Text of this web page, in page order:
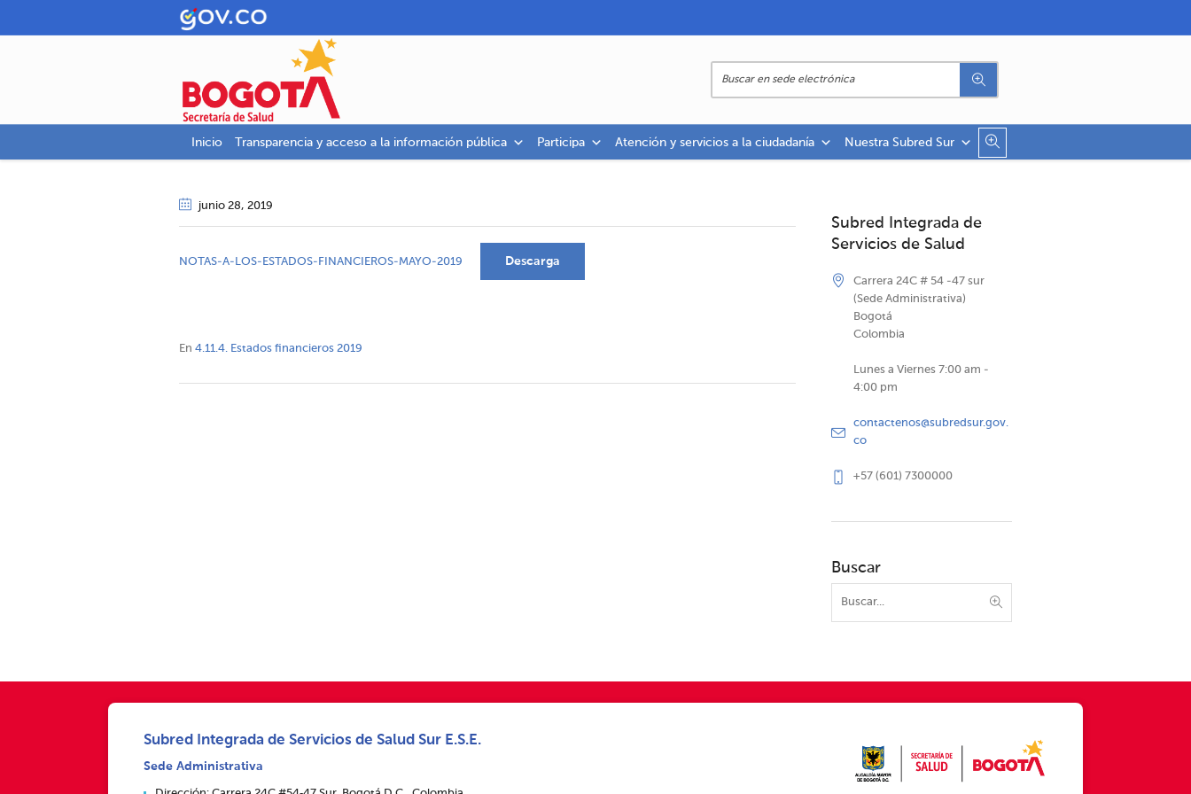
Inicio Transparencia y acceso a la información pública Participa Atención y servicios a la ciudadanía Nuestra Subred Sur
junio 28, 2019
NOTAS-A-LOS-ESTADOS-FINANCIEROS-MAYO-2019 Descarga
En 4.11.4. Estados financieros 2019
Subred Integrada de
Servicios de Salud
Carrera 24C # 54 -47 sur
(Sede Administrativa)
Bogotá
Colombia
Lunes a Viernes 7:00 am -
4:00 pm
contactenos@subredsur.gov.
co
+57 (601) 7300000
Buscar
Subred Integrada de Servicios de Salud Sur E.S.E.
Sede Administrativa